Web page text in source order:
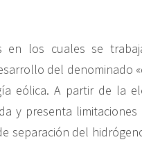
en los cuales se
del denominado
eólica. A partir de la
y presenta
separación del